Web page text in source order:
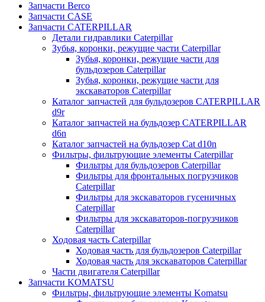
Запчасти Berco
Запчасти CASE
Запчасти CATERPILLAR
Детали гидравлики Caterpillar
Зубья, коронки, режущие части Caterpillar
Зубья, коронки, режущие части для
бульдозеров Caterpillar
Зубья, коронки, режущие части для
экскаваторов Caterpillar
Каталог запчастей для бульдозеров CATERPILLAR
d9r
Каталог запчастей на бульдозер CATERPILLAR
d6n
Каталог запчастей на бульдозер Сat d10n
Фильтры, фильтрующие элементы Caterpillar
Фильтры для бульдозеров Caterpillar
Фильтры для фронтальных погрузчиков
Caterpillar
Фильтры для экскаваторов гусеничных
Caterpillar
Фильтры для экскаваторов-погрузчиков
Caterpillar
Ходовая часть Caterpillar
Ходовая часть для бульдозеров Caterpillar
Ходовая часть для экскаваторов Caterpillar
Части двигателя Caterpillar
Запчасти KOMATSU
Фильтры, фильтрующие элементы Komatsu